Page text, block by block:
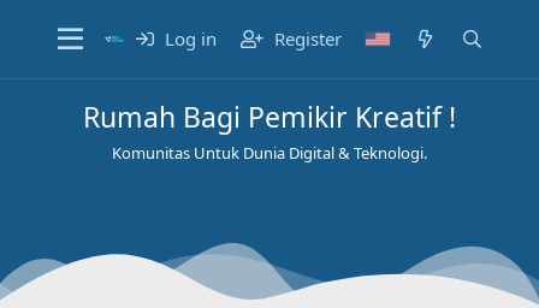
Log in Register
Rumah Bagi Pemikir Kreatif !
Komunitas Untuk Dunia Digital & Teknologi.